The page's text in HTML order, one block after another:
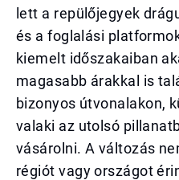
lett a repülőjegyek
és a foglalási
kiemelt időszakaiban
magasabb árakkal is
bizonyos útvonalakon,
valaki az utolsó
vásárolni. A változás
régiót vagy országot